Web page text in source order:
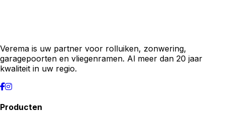
Verema is uw partner voor rolluiken, zonwering,
garagepoorten en vliegenramen. Al meer dan 20 jaar
kwaliteit in uw regio.
Producten